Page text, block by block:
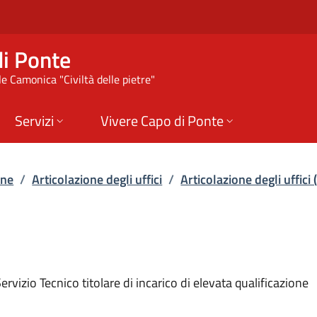
degli
Ponte
Camonica "Civiltà delle pietre"
Servizi Vivere Capo di Ponte
/ Articolazione degli uffici / Articolazione degli uffici
Tecnico titolare di incarico di elevata qualificazione